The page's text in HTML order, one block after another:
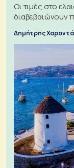
Οι τιμές στο
διαβεβαιώνουν
Δημήτρης